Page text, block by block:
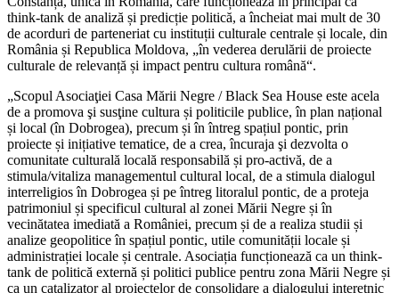
think-tank de analiză și predicție politică, a încheiat mai mult de 30
de acorduri de parteneriat cu instituții culturale centrale și locale, din
România și Republica Moldova, „în vederea derulării de proiecte
culturale de relevanță și impact pentru cultura română“.
„Scopul Asociaţiei Casa Mării Negre / Black Sea House este acela
de a promova şi susţine cultura și politicile publice, în plan național
și local (în Dobrogea), precum și în întreg spațiul pontic, prin
proiecte și inițiative tematice, de a crea, încuraja şi dezvolta o
comunitate culturală locală responsabilă și pro-activă, de a
stimula/vitaliza managementul cultural local, de a stimula dialogul
interreligios în Dobrogea și pe întreg litoralul pontic, de a proteja
patrimoniul și specificul cultural al zonei Mării Negre și în
vecinătatea imediată a României, precum și de a realiza studii și
analize geopolitice în spațiul pontic, utile comunității locale și
administrației locale și centrale. Asociația funcționează ca un think-
tank de politică externă și politici publice pentru zona Mării Negre și
ca un catalizator al proiectelor de consolidare a dialogului interetnic